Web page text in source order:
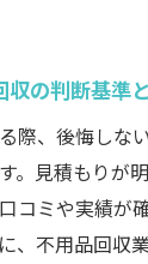
の判断基準
際、後悔しな
。見積もりが
コミや実績が
、不用品回収